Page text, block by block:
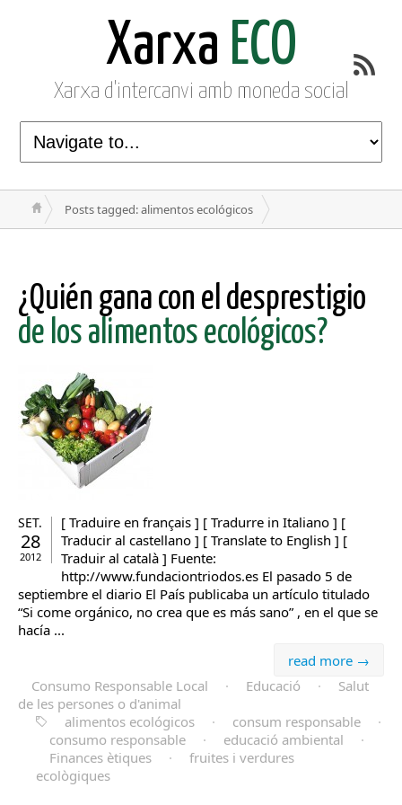
Xarxa ECO
Xarxa d'intercanvi amb moneda social
Posts tagged: alimentos ecológicos
¿Quién gana con el desprestigio
de los alimentos ecológicos?
SET.
28
2012
[ Traduire en français ] [ Tradurre in Italiano ] [
Traducir al castellano ] [ Translate to English ] [
Traduir al català ] Fuente:
http://www.fundaciontriodos.es El pasado 5 de
septiembre el diario El País publicaba un artículo titulado
“Si come orgánico, no crea que es más sano” , en el que se
hacía ...
read more →
Consumo Responsable Local
· Educació ·
Salut
de les persones o d'animal
alimentos ecológicos
· consum responsable
·
consumo responsable
· educació ambiental
·
Finances ètiques
·
fruites i verdures
ecològiques